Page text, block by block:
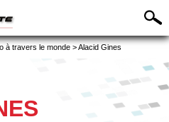
à travers le monde >Alacid Gines